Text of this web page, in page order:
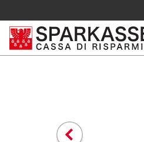
Online Banking
Fernberatung Meet